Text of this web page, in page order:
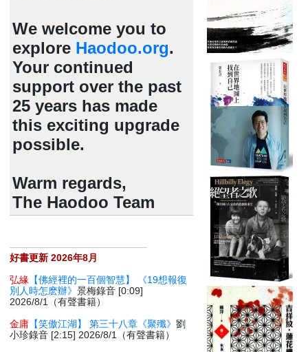
We welcome you to
explore Haodoo.org.
Your continued
support over the past
25 years has made
this exciting upgrade
possible.
Warm regards,
The Haodoo Team
好書更新 2026年8月
弘緣 【佛經裡的一百個智慧】 《19想報復
別人時怎麽辦》景梅錄音 [0:09]
2026/8/1（有聲書籍）
金庸 【笑傲江湖】 第三十八章《聚殲》劉
小珍錄音 [2:15] 2026/8/1（有聲書籍）